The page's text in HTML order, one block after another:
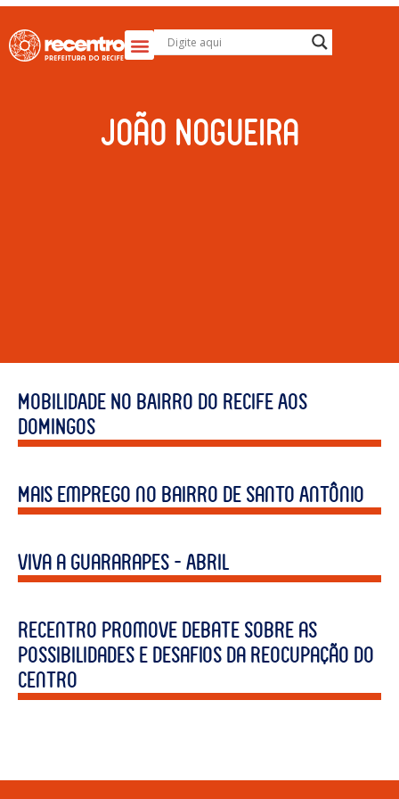
João Nogueira
MOBILIDADE NO BAIRRO DO RECIFE AOS
DOMINGOS
Mais emprego no Bairro de Santo Antônio
Viva a Guararapes – Abril
Recentro promove debate sobre as
possibilidades e desafios da reocupação do
centro